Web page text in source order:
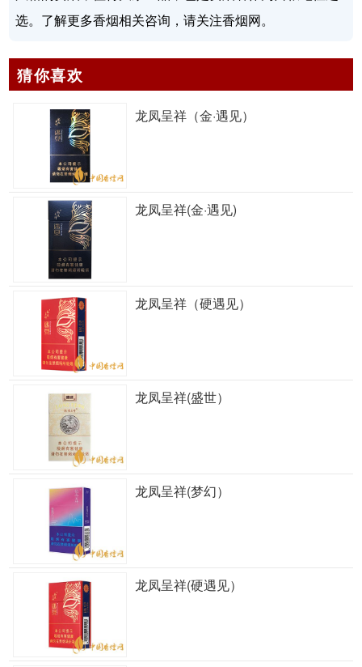
选。了解更多香烟相关咨询，请关注香烟网。
猜你喜欢
龙凤呈祥（金·遇见）
龙凤呈祥(金·遇见)
龙凤呈祥（硬遇见）
龙凤呈祥(盛世）
龙凤呈祥(梦幻）
龙凤呈祥(硬遇见）